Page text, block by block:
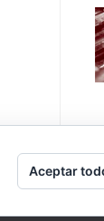
Aceptar